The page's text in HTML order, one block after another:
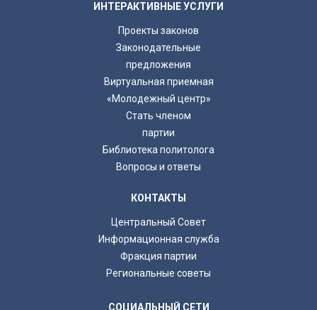
ИНТЕРАКТИВНЫЕ УСЛУГИ
Проекты законов
Законодательные
предложения
Виртуальная приемная
«Молодежный центр»
Стать членом
партии
Библиотека политолога
Вопросы и ответы
КОНТАКТЫ
Центральный Совет
Информационная служба
Фракция партии
Региональные советы
СОЦИАЛЬНЫЙ СЕТИ